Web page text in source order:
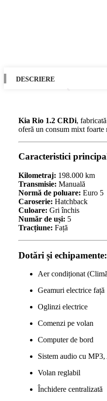
DESCRIERE
Kia Rio 1.2 CRDi,
oferă un consum mixt foarte
Caracteristici
Kilometraj: 198.000 km
Transmisie: Manuală
Normă de poluare: Euro 5
Caroserie: Hatchback
Culoare: Gri închis
Număr de uși: 5
Tracțiune: Față
Dotări și echipamente:
Aer condiționat
Geamuri electrice față
Oglinzi electrice
Comenzi pe volan
Computer de bord
Sistem audio cu
Volan reglabil
Închidere centralizată